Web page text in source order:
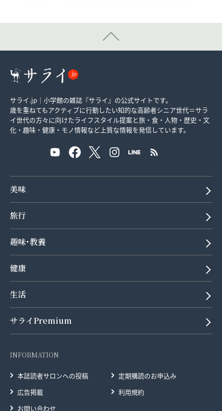
サライ.jp｜小学館の雑誌『サライ』の公式サイトです。
歳を重ねてもアクティブに行動したい知的な高齢者シニア世代＝サラ
イ世代の方々に向けたライフスタイル提案と旅・食・人物・歴史・文
化・趣味・健康・モノ情報など上質な情報を発信しています。
美味
旅行
趣味･教養
健康
生活
サライPremium
INFORMATION
本誌読者サロンへの投稿
定期購読のお申込み
広告掲載
利用規約
お問い合わせ